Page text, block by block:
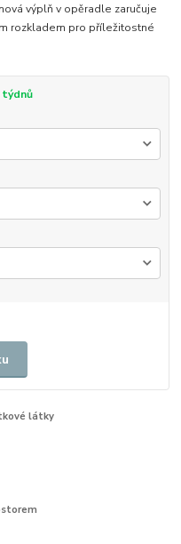
výplň v opěradle zaručuje
rozkladem pro příležitostné
týdnů
látky